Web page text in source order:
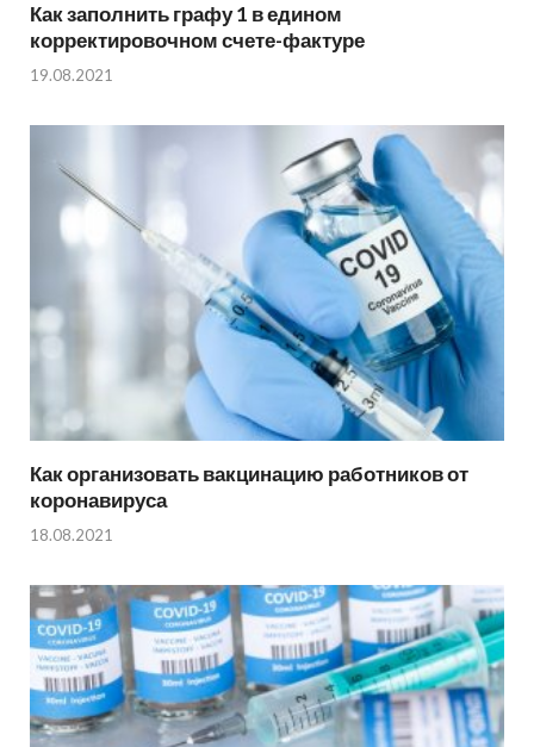
Как заполнить графу 1 в едином
корректировочном счете-фактуре
19.08.2021
Как организовать вакцинацию работников от
коронавируса
18.08.2021